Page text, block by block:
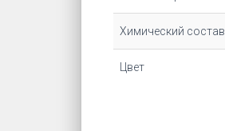
Химический состав
Цвет